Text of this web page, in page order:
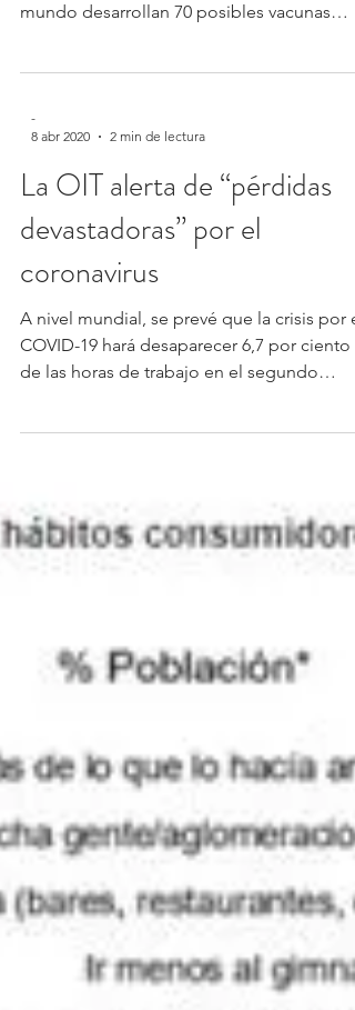
mundo desarrollan 70 posibles vacunas
-
8 abr 2020
2 min de lectura
La OIT alerta de “pérdidas
devastadoras” por el
coronavirus
A nivel mundial, se prevé que la crisis por el
COVID-19 hará desaparecer 6,7 por ciento
de las horas de trabajo en el segundo